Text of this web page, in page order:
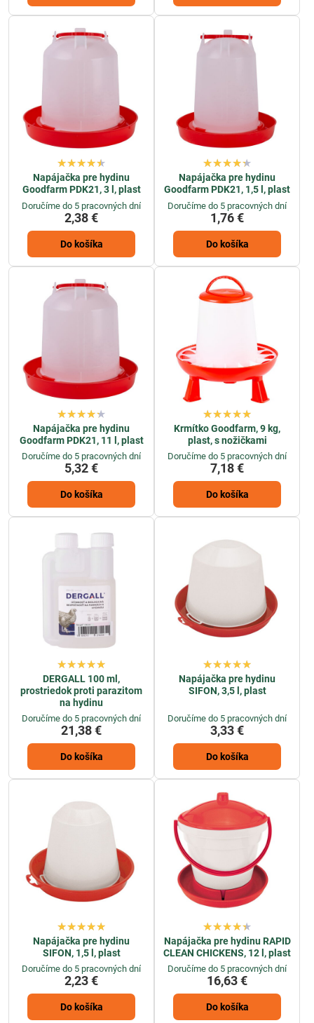
Napájačka pre hydinu
Goodfarm PDK21, 3 l, plast
Doručíme do 5 pracovných dní
2,38 €
Do košíka
Napájačka pre hydinu
Goodfarm PDK21, 1,5 l, plast
Doručíme do 5 pracovných dní
1,76 €
Do košíka
Napájačka pre hydinu
Goodfarm PDK21, 11 l, plast
Doručíme do 5 pracovných dní
5,32 €
Do košíka
Krmítko Goodfarm, 9 kg,
plast, s nožičkami
Doručíme do 5 pracovných dní
7,18 €
Do košíka
DERGALL 100 ml,
prostriedok proti parazitom
na hydinu
Doručíme do 5 pracovných dní
21,38 €
Do košíka
Napájačka pre hydinu
SIFON, 3,5 l, plast
Doručíme do 5 pracovných dní
3,33 €
Do košíka
Napájačka pre hydinu
SIFON, 1,5 l, plast
Doručíme do 5 pracovných dní
2,23 €
Do košíka
Napájačka pre hydinu RAPID
CLEAN CHICKENS, 12 l, plast
Doručíme do 5 pracovných dní
16,63 €
Do košíka